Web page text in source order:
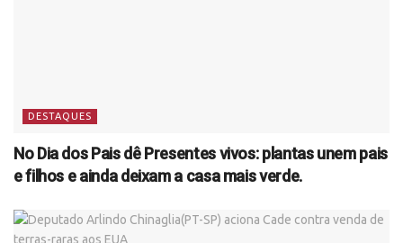
DESTAQUES
No Dia dos Pais dê Presentes vivos: plantas unem pais
e filhos e ainda deixam a casa mais verde.